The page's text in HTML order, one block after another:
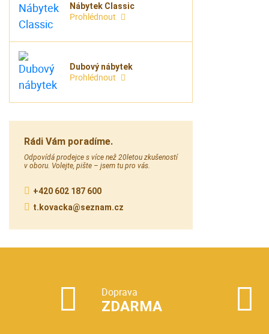
Nábytek Classic
Prohlédnout
Dubový nábytek
Prohlédnout
Rádi Vám poradíme.
Odpovídá prodejce s více než 20letou zkušeností
v oboru. Volejte, pište – jsem tu pro vás.
+420 602 187 600
t.kovacka@seznam.cz
Doprava
ZDARMA